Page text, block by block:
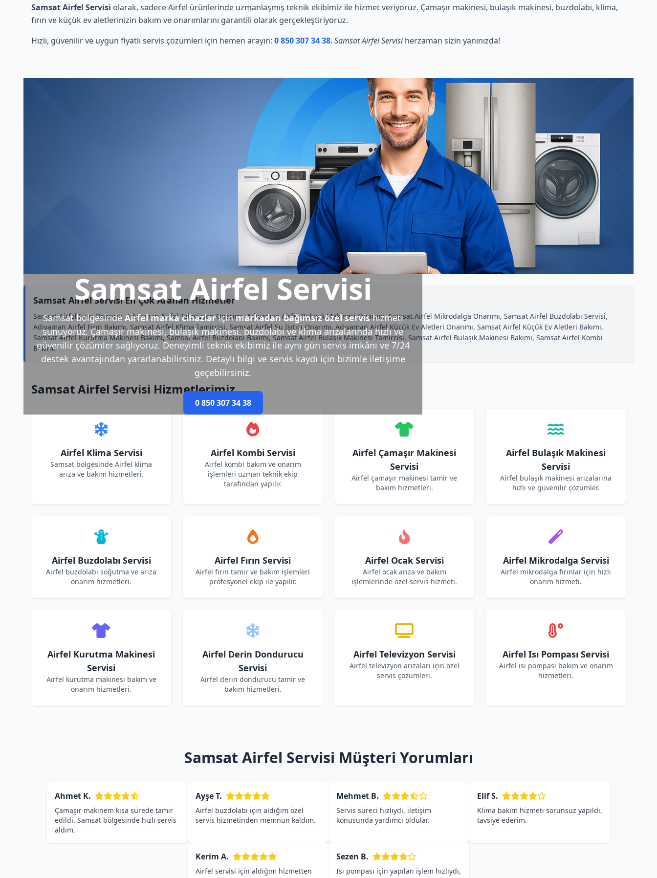
Samsat Airfel Servisi olarak, sadece Airfel ürünlerinde uzmanlaşmış teknik ekibimiz ile hizmet veriyoruz. Çamaşır makinesi, bulaşık makinesi, buzdolabı, klima,
fırın ve küçük ev aletlerinizin bakım ve onarımlarını garantili olarak gerçekleştiriyoruz.
Hızlı, güvenilir ve uygun fiyatlı servis çözümleri için hemen arayın: 0 850 307 34 38. Samsat Airfel Servisiherzaman sizin yanınızda!
Samsat Airfel Servisi
Samsat bölgesindeAirfel marka cihazlariçinmarkadan bağımsız özel servishizmeti
sunuyoruz. Çamaşır makinesi, bulaşık makinesi, buzdolabı ve klima arızalarında hızlı ve
güvenilir çözümler sağlıyoruz. Deneyimli teknik ekibimiz ile aynı gün servis imkânı ve 7/24
destek avantajından yararlanabilirsiniz. Detaylı bilgi ve servis kaydı için bizimle iletişime
geçebilirsiniz.
0 850 307 34 38
Samsat Airfel Servisi En Çok Aranan Hizmetler
Samsat Airfel Fırın Onarımı, Adıyaman Airfel Televizyon Onarımı, Adıyaman Airfel Bulaşık Makinesi Onarımı, Samsat Airfel Mikrodalga Onarımı, Samsat Airfel Buzdolabı Servisi,
Adıyaman Airfel Fırın Bakımı, Samsat Airfel Klima Tamircisi, Samsat Airfel Su Isıtıcı Onarımı, Adıyaman Airfel Küçük Ev Aletleri Onarımı, Samsat Airfel Küçük Ev Aletleri Bakımı,
Samsat Airfel Kurutma Makinesi Bakımı, Samsat Airfel Buzdolabı Bakımı, Samsat Airfel Bulaşık Makinesi Tamircisi, Samsat Airfel Bulaşık Makinesi Bakımı, Samsat Airfel Kombi
Bakımı
Samsat Airfel Servisi Hizmetlerimiz
Airfel Klima Servisi
Samsat bölgesinde Airfel klima
arıza ve bakım hizmetleri.
Airfel Kombi Servisi
Airfel kombi bakım ve onarım
işlemleri uzman teknik ekip
tarafından yapılır.
Airfel Çamaşır Makinesi
Servisi
Airfel çamaşır makinesi tamir ve
bakım hizmetleri.
Airfel Bulaşık Makinesi
Servisi
Airfel bulaşık makinesi arızalarına
hızlı ve güvenilir çözümler.
Airfel Buzdolabı Servisi
Airfel buzdolabı soğutma ve arıza
onarım hizmetleri.
Airfel Fırın Servisi
Airfel fırın tamir ve bakım işlemleri
profesyonel ekip ile yapılır.
Airfel Ocak Servisi
Airfel ocak arıza ve bakım
işlemlerinde özel servis hizmeti.
Airfel Mikrodalga Servisi
Airfel mikrodalga fırınlar için hızlı
onarım hizmeti.
Airfel Kurutma Makinesi
Servisi
Airfel kurutma makinesi bakım ve
onarım hizmetleri.
Airfel Derin Dondurucu
Servisi
Airfel derin dondurucu tamir ve
bakım hizmetleri.
Airfel Televizyon Servisi
Airfel televizyon arızaları için özel
servis çözümleri.
Airfel Isı Pompası Servisi
Airfel ısı pompası bakım ve onarım
hizmetleri.
Samsat Airfel Servisi Müşteri Yorumları
Ahmet K.
Çamaşır makinem kısa sürede tamir
edildi. Samsat bölgesinde hızlı servis
aldım.
Ayşe T.
Airfel buzdolabı için aldığım özel
servis hizmetinden memnun kaldım.
Mehmet B.
Servis süreci hızlıydı, iletişim
konusunda yardımcı oldular.
Elif S.
Klima bakım hizmeti sorunsuz yapıldı,
tavsiye ederim.
Kerim A.
Airfel servisi için aldığım hizmetten
Sezen B.
Isı pompası için yapılan işlem hızlıydı,